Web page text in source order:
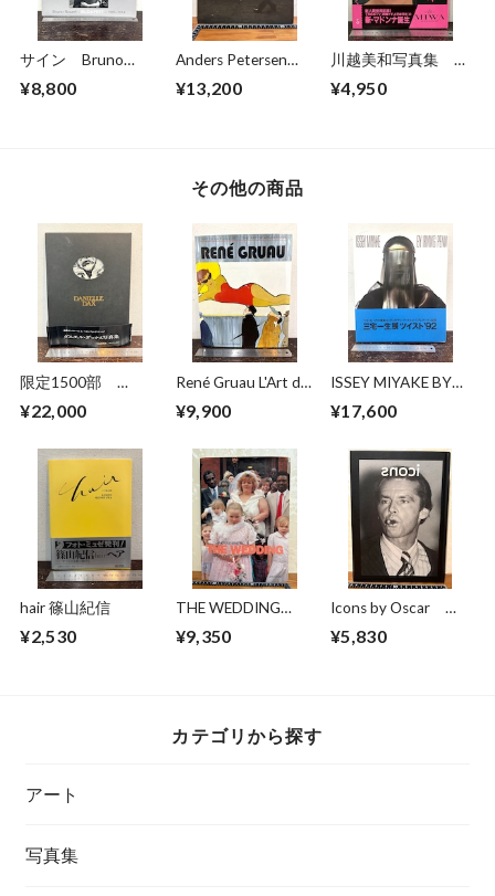
サイン Bruno
1989-2014
¥8,800
Anders Petersen
Photographs 1966-
¥13,200
川越美和写真集 夢
¥4,950
その他の商品
限定1500部
エル・ダックス写真
¥22,000
René Gruau L'Art de
of Advertising
¥9,900
ISSEY MIYAKE BY
92
¥17,600
hair 篠山紀信
¥2,530
THE WEDDING
NICK
¥9,350
Icons by Oscar
photographer Oscar
¥5,830
カテゴリから探す
アート
写真集